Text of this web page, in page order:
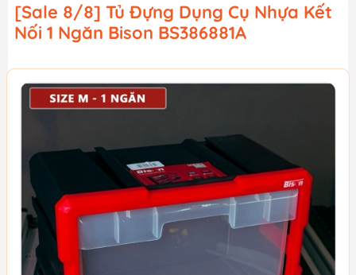
[Sale 8/8] Tủ Đựng Dụng Cụ Nhựa Kết
Nối 1 Ngăn Bison BS386881A